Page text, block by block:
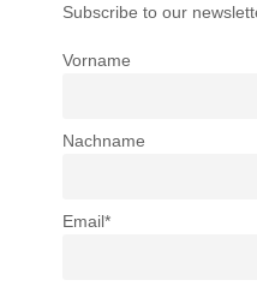
Subscribe to our
Vorname
Nachname
Email*